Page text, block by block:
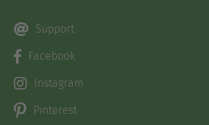
Support
Facebook
Instagram
Pinterest